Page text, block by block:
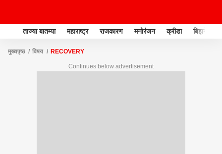
ताज्या बातम्या महाराष्ट्र राजकारण मनोरंजन क्रीडा बिझनेस
मुख्यपृष्ठ विषय RECOVERY
Continues below advertisement